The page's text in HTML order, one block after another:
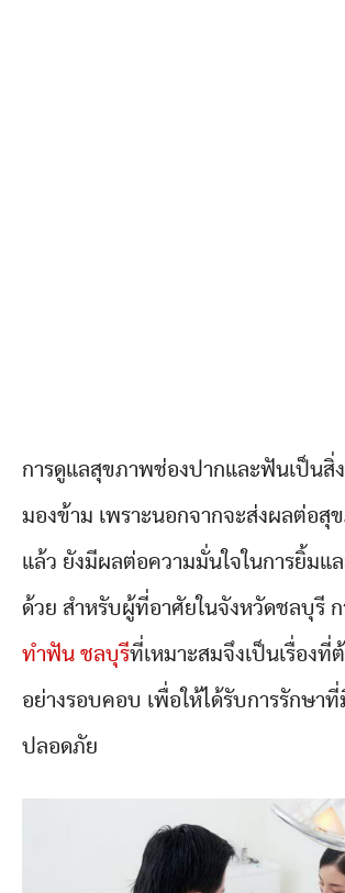
การดูแลสุขภาพช่องปากและฟันเป็นสิ่
มองข้าม เพราะนอกจากจะส่งผลต่อสุ
แล้ว ยังมีผลต่อความมั่นใจในการยิ้มแ
ด้วย สำหรับผู้ที่อาศัยในจังหวัดชลบุรี ก
ทำฟัน ชลบุรีที่เหมาะสมจึงเป็นเรื่องที่
อย่างรอบคอบ เพื่อให้ได้รับการรักษา
ปลอดภัย